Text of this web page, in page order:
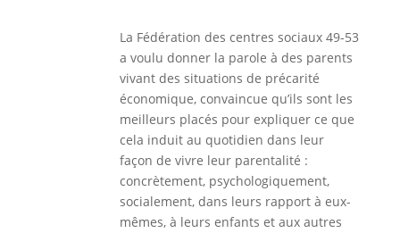
La Fédération des centres sociaux 49-53
a voulu donner la parole à des parents
vivant des situations de précarité
économique, convaincue qu’ils sont les
meilleurs placés pour expliquer ce que
cela induit au quotidien dans leur
façon de vivre leur parentalité :
concrètement, psychologiquement,
socialement, dans leurs rapport à eux-
mêmes, à leurs enfants et aux autres